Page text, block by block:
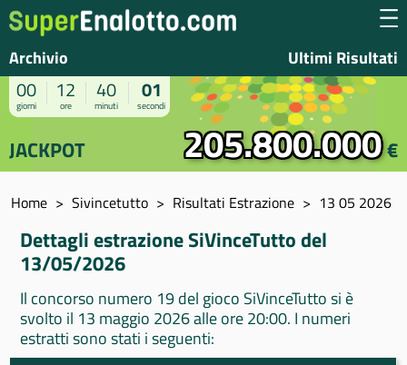
Archivio Ultimi Risultati
00
giorni
12
ore
40
minuti
01
secondi
JACKPOT 205.800.000€
Home Sivincetutto Risultati Estrazione 13 05 2026
Dettagli estrazione SiVinceTutto del
13/05/2026
Il concorso numero 19 del gioco SiVinceTutto si è
svolto il 13 maggio 2026 alle ore 20:00. I numeri
estratti sono stati i seguenti: